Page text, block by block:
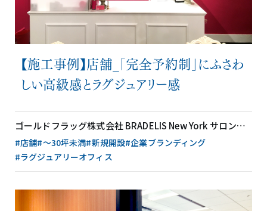
【施工事例】店舗_「完全予約制」にふさわ
しい高級感とラグジュアリー感
ゴールドフラッグ株式会社 BRADELIS New York サロン銀座店 様（東京都）
#店舗#〜30坪未満#新規開設#企業ブランディング
#ラグジュアリーオフィス